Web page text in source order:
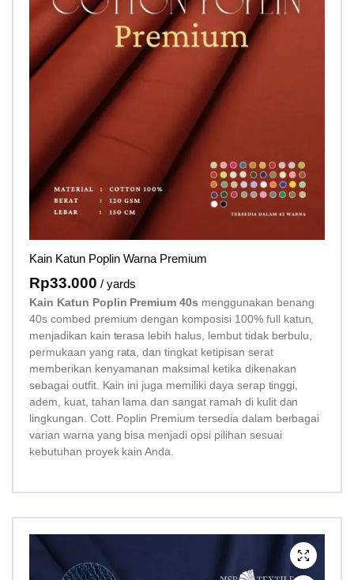
Kain Katun Poplin Warna Premium
Rp33.000 / yards
Kain Katun Poplin Premium 40s menggunakan benang
40s combed premium dengan komposisi 100% full katun,
menjadikan kain terasa lebih halus, lembut tidak berbulu,
permukaan yang rata, dan tingkat ketipisan serat
memberikan kenyamanan maksimal ketika dikenakan
sebagai outfit. Kain ini juga memiliki daya serap tinggi,
adem, kuat, tahan lama dan sangat ramah di kulit dan
lingkungan. Cott. Poplin Premium tersedia dalam berbagai
varian warna yang bisa menjadi opsi pilihan sesuai
kebutuhan proyek kain Anda.